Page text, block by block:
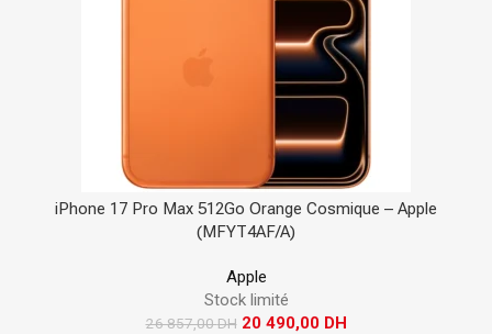
iPhone 17 Pro Max 512Go Orange Cosmique – Apple
(MFYT4AF/A)
Apple
Stock limité
26 857,00DH 20 490,00 DH